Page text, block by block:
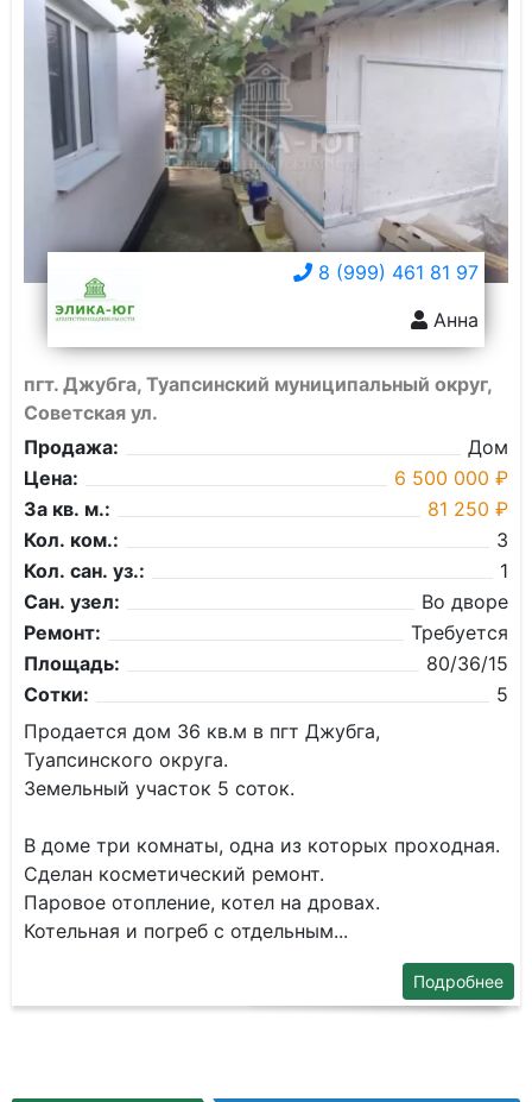
8 (999) 461 81 97
Анна
пгт. Джубга, Туапсинский муниципальный округ,
Советская ул.
Продажа:
Дом
Цена:
6 500 000 ₽
За кв. м.:
81 250 ₽
Кол. ком.:
3
Кол. сан. уз.:
1
Сан. узел:
Во дворе
Ремонт:
Требуется
Площадь:
80/36/15
Сотки:
5
Продается дом 36 кв.м в пгт Джубга,
Туапсинского округа.
Земельный участок 5 соток.
В доме три комнаты, одна из которых проходная.
Сделан косметический ремонт.
Паровое отопление, котел на дровах.
Котельная и погреб с отдельным...
Подробнее